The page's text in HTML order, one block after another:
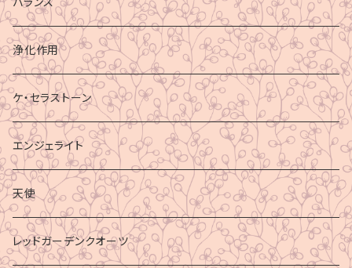
浄化作用
ケ・セラストーン
エンジェライト
天使
レッドガーデンクオーツ